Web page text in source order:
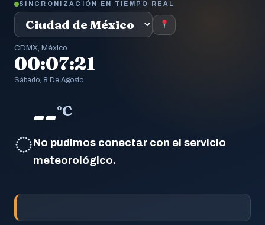
SINCRONIZACIÓN EN TIEMPO REAL
CDMX, México
00:07:21
Sábado, 8 De Agosto
◌
--°C
No pudimos conectar con el servicio
meteorológico.